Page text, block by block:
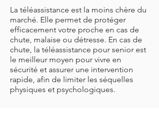
La téléassistance est la moins chère du
marché. Elle permet de protéger
efficacement votre proche en cas de
chute, malaise ou détresse. En cas de
chute, la téléassistance pour senior est
le meilleur moyen pour vivre en
sécurité et assurer une intervention
rapide, afin de limiter les séquelles
physiques et psychologiques.